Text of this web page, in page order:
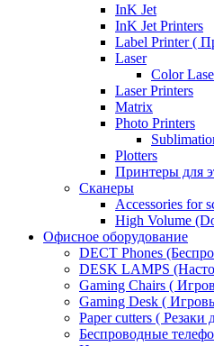
InK Jet
InK Jet Printers
Label Printer (
Laser
Color
Laser Printers
Matrix
Photo Printers
Plotters
Принтеры для
Сканеры
Accessories for
High Volume
Офисное оборудование
DECT Phones
DESK LAMPS
Gaming Chairs (
Gaming Desk (
Paper cutters ( Резаки
Беспроводные